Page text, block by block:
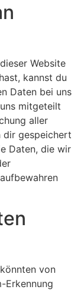
Website
kannst du
Daten bei uns
mitgeteilt
aller
dir gespeichert
Daten, die wir
von
Erkennung